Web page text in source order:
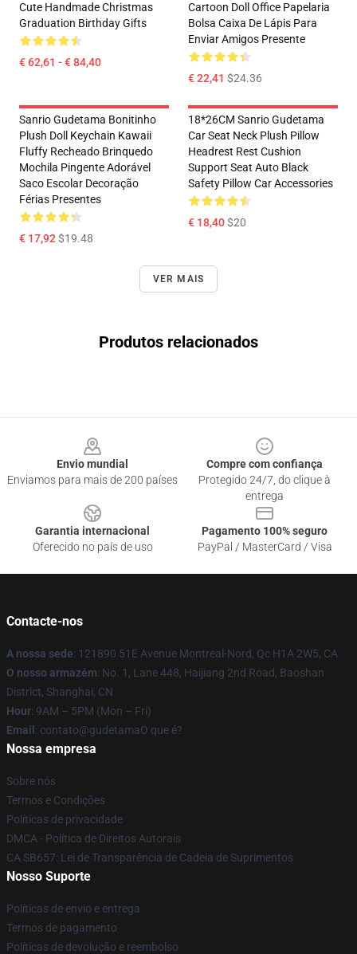
Cute Handmade Christmas
Graduation Birthday Gifts
€ 62,61 - € 84,40
Cartoon Doll Office Papelaria
Bolsa Caixa De Lápis Para
Enviar Amigos Presente
€ 22,41 $24.36
Sanrio Gudetama Bonitinho
Plush Doll Keychain Kawaii
Fluffy Recheado Brinquedo
Mochila Pingente Adorável
Saco Escolar Decoração
Férias Presentes
€ 17,92$19.48
18*26CM Sanrio Gudetama
Car Seat Neck Plush Pillow
Headrest Rest Cushion
Support Seat Auto Black
Safety Pillow Car Accessories
€ 18,40$20
VER MAIS
Produtos relacionados
Envio mundial
Enviamos para mais de 200 países
Compre com confiança
Protegido 24/7, do clique à
entrega
Garantia internacional
Oferecido no país de uso
Pagamento 100% seguro
PayPal / MasterCard / Visa
Contacte-nos
A nossa sede: 121890 51E Avenue Montreal-Nord, Qc H1A 2W5, CA
O nosso armazém: No. 1, Lane 448, Haijiang 2nd Road, Baoshan
District, Shanghai, CN
Hour: 9AM – 5PM (Mon – Fri)
Email : contato@gudetamaO que é?
Nossa empresa
Sobre nós
Termos e Condições
Políticas de privacidade
DMCA - Política de Direitos Autorais
CA SB657: Lei de Transparência de Cadeia de Suprimentos
Nosso Suporte
Políticas de envio e entrega
Termos de pagamento
Políticas de devolução e reembolso